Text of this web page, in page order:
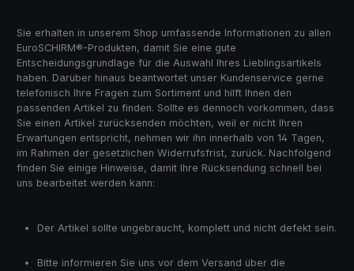
Sie erhalten in unserem Shop umfassende Informationen zu allen
EuroSCHIRM®-Produkten, damit Sie eine gute
Entscheidungsgrundlage für die Auswahl Ihres Lieblingsartikels
haben. Darüber hinaus beantwortet unser Kundenservice gerne
telefonisch Ihre Fragen zum Sortiment und hilft Ihnen den
passenden Artikel zu finden. Sollte es dennoch vorkommen, dass
Sie einen Artikel zurücksenden möchten, weil er nicht Ihren
Erwartungen entspricht, nehmen wir ihn innerhalb von 14 Tagen,
im Rahmen der gesetzlichen Widerrufsfrist, zurück. Nachfolgend
finden Sie einige Hinweise, damit Ihre Rücksendung schnell bei
uns bearbeitet werden kann:
Der Artikel sollte ungebraucht, komplett und nicht defekt sein.
Bitte informieren Sie uns vor dem Versand über die